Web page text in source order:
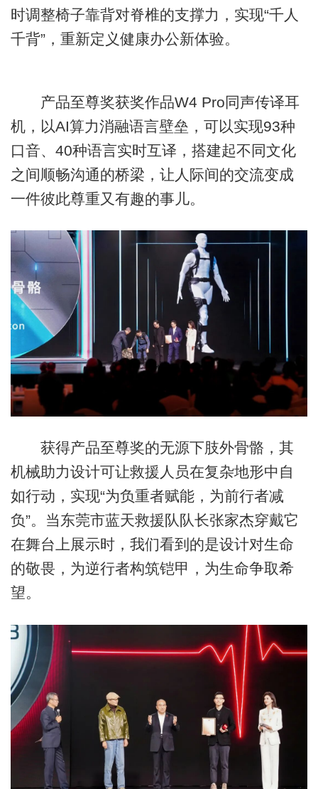
时调整椅子靠背对脊椎的支撑力，实现“千人
千背”，重新定义健康办公新体验。
产品至尊奖获奖作品W4 Pro同声传译耳
机，以AI算力消融语言壁垒，可以实现93种
口音、40种语言实时互译，搭建起不同文化
之间顺畅沟通的桥梁，让人际间的交流变成
一件彼此尊重又有趣的事儿。
获得产品至尊奖的无源下肢外骨骼，其
机械助力设计可让救援人员在复杂地形中自
如行动，实现“为负重者赋能，为前行者减
负”。当东莞市蓝天救援队队长张家杰穿戴它
在舞台上展示时，我们看到的是设计对生命
的敬畏，为逆行者构筑铠甲，为生命争取希
望。